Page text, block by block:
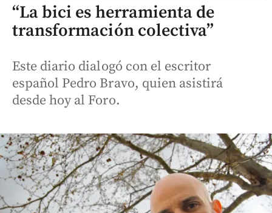
“La bici es herramienta de
transformación colectiva”
Este diario dialogó con el escritor
español Pedro Bravo, quien asistirá
desde hoy al Foro.